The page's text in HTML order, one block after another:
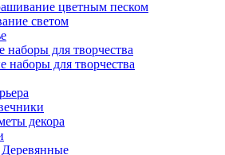
цветным песком
светом
наборы для творчества
наборы для творчества
декора
Деревянные